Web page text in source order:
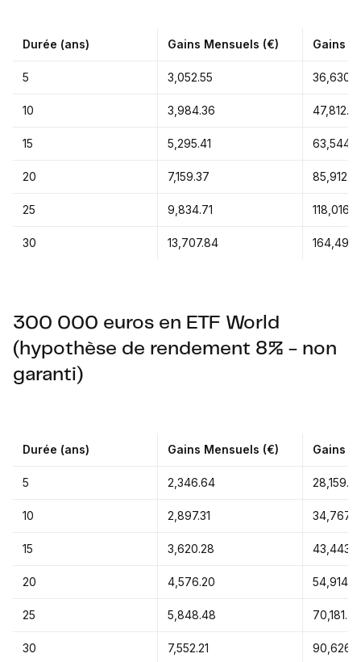
Durée (ans) Gains Mensuels (€) Gains
5 3,052.55
10 3,984.36
15 5,295.41
20 7,159.37
25 9,834.71
30 13,707.84
300 000 euros en ETF World
(hypothèse de rendement 8% - non
garanti)
Durée (ans) Gains Mensuels (€) Gains
5 2,346.64
10 2,897.31
15 3,620.28
20 4,576.20
25 5,848.48 70,181.70
30 7,552.21